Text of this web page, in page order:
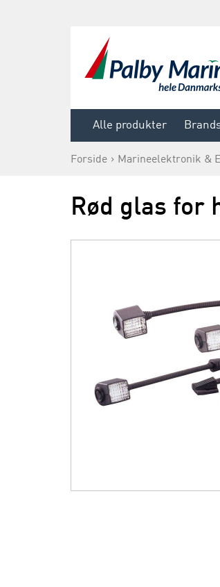
Alle produkter
Forside Marineelektronik &
Rød glas for